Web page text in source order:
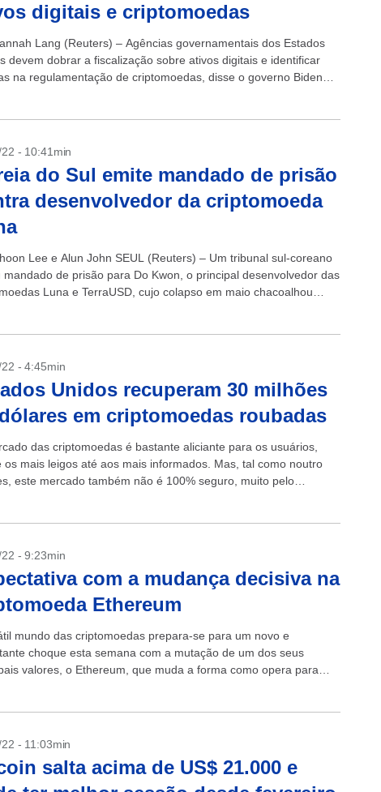
digitais e criptomoedas
Lang (Reuters) – Agências governamentais dos Estados
devem dobrar a fiscalização sobre ativos digitais e identificar
na regulamentação de criptomoedas, disse o governo Biden
- 10:41min
do Sul emite mandado de prisão
desenvolvedor da criptomoeda
Lee e Alun John SEUL (Reuters) – Um tribunal sul-coreano
mandado de prisão para Do Kwon, o principal desenvolvedor das
Luna e TerraUSD, cujo colapso em maio chacoalhou
- 4:45min
Unidos recuperam 30 milhões
em criptomoedas roubadas
das criptomoedas é bastante aliciante para os usuários,
os mais leigos até aos mais informados. Mas, tal como noutro
este mercado também não é 100% seguro, muito pelo
- 9:23min
com a mudança decisiva na
Ethereum
mundo das criptomoedas prepara-se para um novo e
choque esta semana com a mutação de um dos seus
valores, o Ethereum, que muda a forma como opera para
- 11:03min
salta acima de US$ 21.000 e